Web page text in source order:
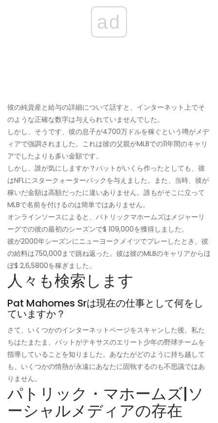
ad
彼の純資産と給与の詳細について話すと、インターネット上でそ
のような正確な数字は与えられていませんでした。
しかし、そうです、彼の息子が4700万ドルを稼ぐという噂がメデ
ィアで強調されました。これは彼の父親がMLBでの11年間のキャリ
アでしたよりも多い金額です。
しかし、誰が気にしますか？パットがいくら作ったとしても、彼
はNFLにスタークォーターバックを与えました。また、当時、彼が
稼いだ金額は高額だったに違いありません。誰もがそこに立って
MLBで名前を付けるのは簡単ではありません。
オンラインソースによると、パトリックマホームズはメジャーリ
ーグでの彼の最初のシーズンで$ 109,000を獲得しました。
彼が2000年シーズンにニューヨークメイツでプレーしたとき、彼
の給料は750,000まで跳ね返った。彼は彼のMLBのキャリアからほ
ぼ$ 2,6,5800を稼ぎました。
人々も検索します
Pat Mahomes Srは現在の仕事として何をし
ていますか？
さて、いくつかのインターネットページをスキャンした後、私た
ちはたまたま、パットがテキサスのエリート少年の野球チームを
指導していることを知りました。あなたがどのように持ち越して
も、いくつかの情熱が永遠にあなたに固執するのも不思議ではあ
りません。
パトリック・マホームズ|ソ
ーシャルメディアの存在